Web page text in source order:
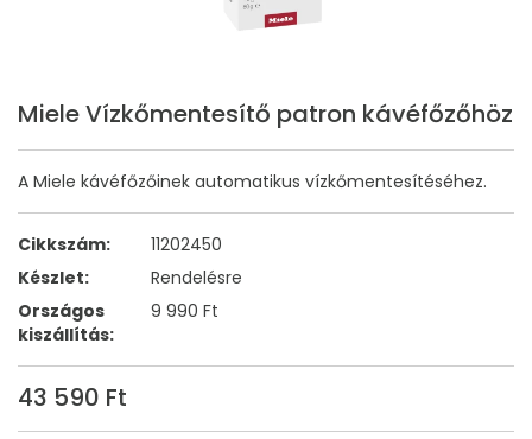
Miele Vízkőmentesítő patron kávéfőzőhöz
A Miele kávéfőzőinek automatikus vízkőmentesítéséhez.
Cikkszám:
11202450
Készlet:
Rendelésre
Országos
kiszállítás:
9 990 Ft
43 590 Ft